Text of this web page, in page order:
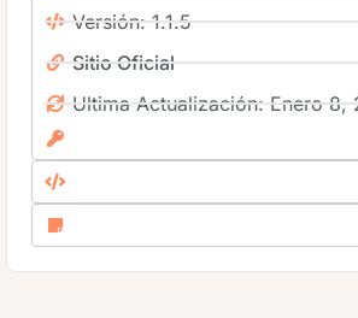
Versión: 1.1.5
Sitio Oficial
Ultima Actualización: Enero 8,